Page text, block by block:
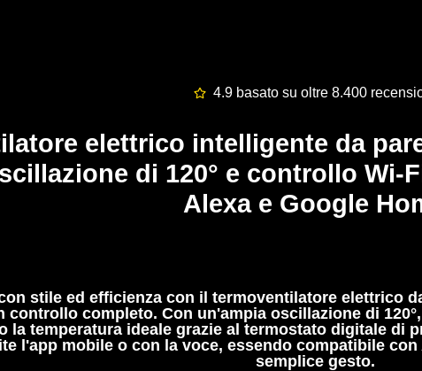
4.9 basato su oltre 8.400
elettrico intelligente da
di 120° e controllo Wi-
Alexa e Google
stile ed efficienza con il termoventilatore elettrico
controllo completo. Con un'ampia oscillazione di
la temperatura ideale grazie al termostato digitale di
l'app mobile o con la voce, essendo compatibile
semplice gesto.